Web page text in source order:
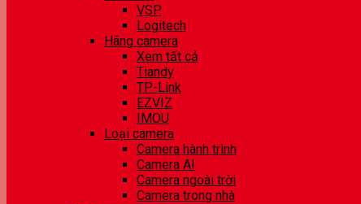
VSP
Logitech
Hãng camera
Xem tất cả
Tiandy
TP-Link
EZVIZ
IMOU
Loại camera
Camera hành trình
Camera AI
Camera ngoài trời
Camera trong nhà